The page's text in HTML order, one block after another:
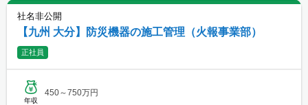
社名非公開
【九州 大分】防災機器の施工管理（火報事業部）
正社員
年収
450～750万円